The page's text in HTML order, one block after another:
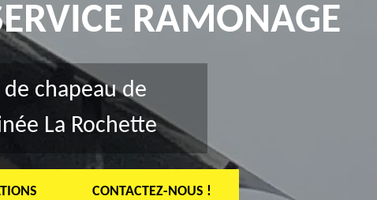
RAMONAGE
de chapeau de
La Rochette
CONTACTEZ-NOUS !